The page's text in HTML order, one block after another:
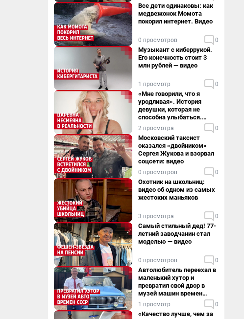
Все дети одинаковы: как
медвежонок Момота
покорил интернет. Видео
0 просмотров 0
Музыкант с киберрукой.
Его конечность стоит 3
млн рублей — видео
1 просмотр 0
«Мне говорили, что я
уродливая». История
девушки, которая не
способна улыбаться.
Видео
2 просмотра 0
Московский таксист
оказался «двойником»
Сергея Жукова и взорвал
соцсети: видео
0 просмотров 0
Охотник на школьниц:
видео об одном из самых
жестоких маньяков
3 просмотра 0
Самый стильный дед! 77-
летний заводчанин стал
моделью — видео
0 просмотров 0
Автолюбитель переехал в
маленький хутор и
превратил свой двор в
музей машин времен
СССР. Видео
1 просмотр 0
«Качество лучше, чем за